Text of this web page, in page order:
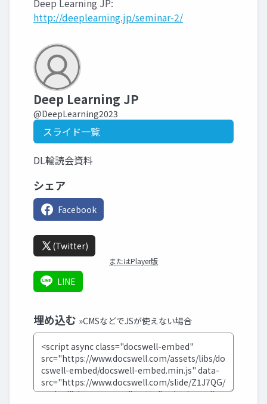
Deep Learning JP:
http://deeplearning.jp/seminar-2/
Deep Learning JP
@DeepLearning2023
スライド一覧
DL輪読会資料
シェア
Facebook
(Twitter)
またはPlayer版
LINE
埋め込む »CMSなどでJSが使えない場合